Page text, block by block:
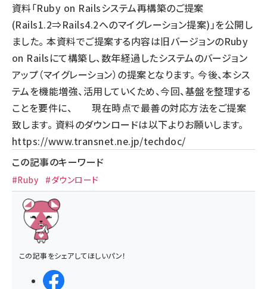
資料「Ruby on Railsシステム再構築のご提案
(Rails1.2⇒Rails4.2へのマイグレーション提案)」を公開し
ました。 本資料でご提案する内容は旧バージョンのRuby
on Railsにて構築し、数年経過したシステムのバージョン
アップ（マイグレーション）の提案となります。 今後、本シス
テムを機能増強、活用していくため、今回、基盤を整理する
ことを要件に、 現在時点で最善の対応方法をご提案
致します。 資料のダウンロードは以下よりお願いします。
https://www.transnet.ne.jp/techdoc/
この記事のキーワード
#Ruby #ダウンロード
この記事をシェアしてほしいパン！